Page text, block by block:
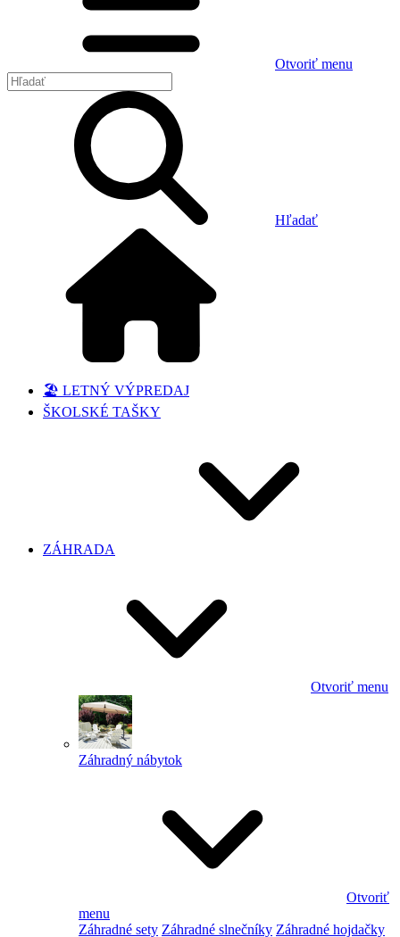
Otvoriť menu
Hľadať
🏖️ LETNÝ VÝPREDAJ
ŠKOLSKÉ TAŠKY
ZÁHRADA
Otvoriť menu
Záhradný nábytok
Otvoriť
menu
Záhradné sety Záhradné slnečníky Záhradné hojdačky